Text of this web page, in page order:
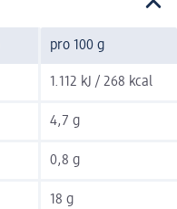
pro 100 g
1.112 kJ / 268 kcal
4,7 g
0,8 g
18 g